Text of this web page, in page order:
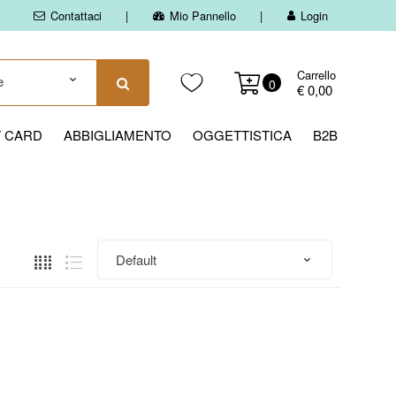
Contattaci Mio Pannello Login
0
Carrello
€ 0,00
CARD ABBIGLIAMENTO OGGETTISTICA B2B